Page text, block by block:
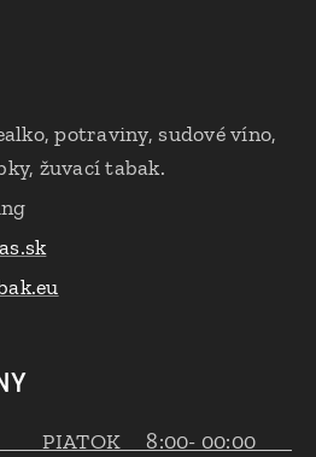
potraviny, sudové víno,
žuvací tabak.
PIATOK 8:00- 00:00